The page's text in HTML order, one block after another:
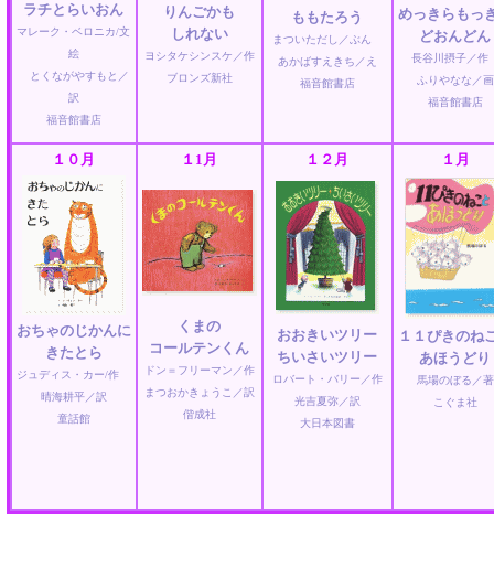
ラチとらいおん
マレーク・ベロニカ/文
絵
とくながやすもと／
訳
福音館書店
りんごかも
しれない
ヨシタケシンスケ／作
ブロンズ新社
ももたろう
まついただし／ぶん
あかばすえきち／え
福音館書店
めっきらもっ
どおんどん
長谷川摂子／
ふりやなな／画
福音館書店
１０月
おちゃのじかんに
きたとら
ジュディス・カー/作
晴海耕平／訳
童話館
１1月
くまの
コールテンくん
ドン＝フリーマン／作
まつおかきょうこ／訳
偕成社
１２月
おおきいツリー
ちいさいツリー
ロバート・バリー／作
光吉夏弥／訳
大日本図書
１月
１１ぴきのね
あほうどり
馬場のぼる／著
こぐま社